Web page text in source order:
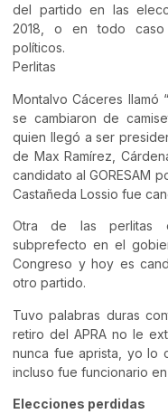
del partido en las
2018, o en todo caso
políticos.
Perlitas
Montalvo Cáceres llamó
se cambiaron de
quien llegó a ser
de Max Ramírez,
candidato al GORESAM
Castañeda Lossio fue
Otra de las perlitas
subprefecto en el
Congreso y hoy es
otro partido.
Tuvo palabras duras
retiro del APRA no le
nunca fue aprista, yo lo
incluso fue funcionario
Elecciones perdidas